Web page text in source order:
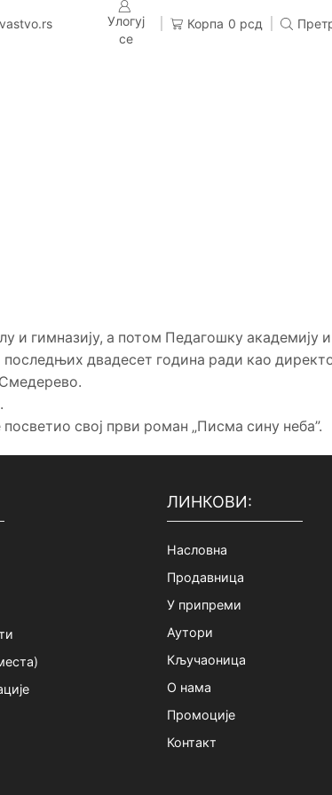
Улогуј
се
Корпа 0 рсд
и гимназију, а потом Педагошку академију
двадесет година ради као
свој први роман „Писма сину неба”.
ЛИНКОВИ:
Насловна
Продавница
У припреми
Аутори
Кључаоница
О нама
Промоције
Контакт